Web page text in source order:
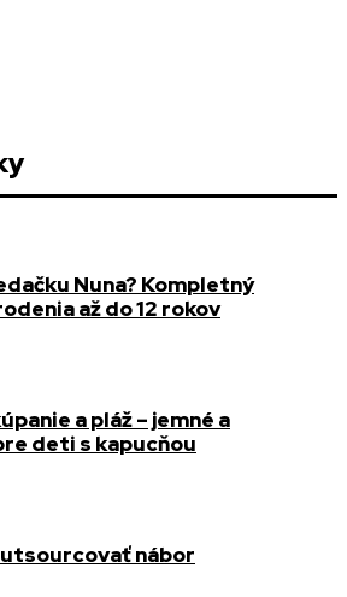
Nuna? Kompletný
až do 12 rokov
a pláž – jemné a
deti s kapucňou
nábor